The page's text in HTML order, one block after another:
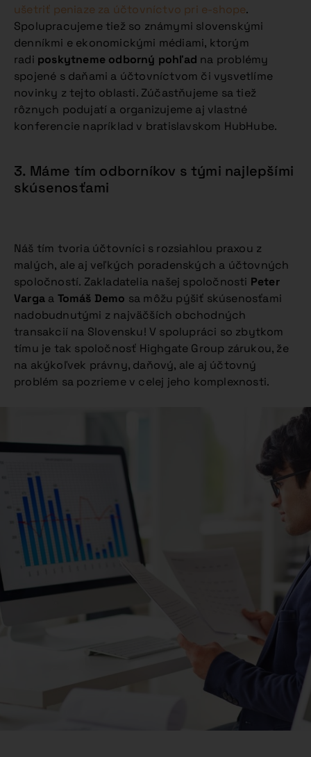
ušetriť peniaze za účtovníctvo pri e-shope.
Spolupracujeme tiež so známymi slovenskými
denníkmi e ekonomickými médiami, ktorým
radi poskytneme odborný pohľad na problémy
spojené s daňami a účtovníctvom či vysvetlíme
novinky z tejto oblasti. Zúčastňujeme sa tiež
rôznych podujatí a organizujeme aj vlastné
konferencie napríklad v bratislavskom HubHube.
3. Máme tím odborníkov s tými najlepšími
skúsenosťami
Náš tím tvoria účtovníci s rozsiahlou praxou z
malých, ale aj veľkých poradenských a účtovných
spoločností. Zakladatelia našej spoločnosti Peter
Varga a Tomáš Demo sa môžu pýšiť skúsenosťami
nadobudnutými z najväčších obchodných
transakcií na Slovensku! V spolupráci so zbytkom
tímu je tak spoločnosť Highgate Group zárukou, že
na akýkoľvek právny, daňový, ale aj účtovný
problém sa pozrieme v celej jeho komplexnosti.